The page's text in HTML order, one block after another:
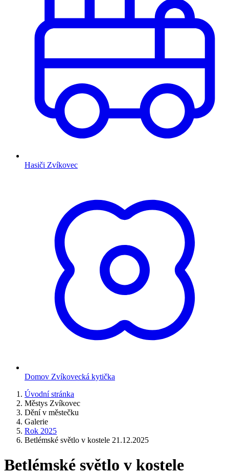
Hasiči Zvíkovec
Domov Zvíkovecká kytička
Úvodní stránka
Městys Zvíkovec
Dění v městečku
Galerie
Rok 2025
Betlémské světlo v kostele 21.12.2025
Betlémské světlo v kostele